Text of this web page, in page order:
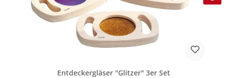
Entdeckergläser "Glitzer" 3er Set